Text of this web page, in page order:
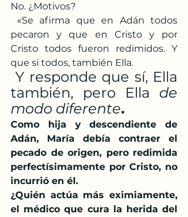
No. ¿Motivos?
«Se afirma que en Adán todos
pecaron y que en Cristo y por
Cristo todos fueron redimidos. Y
que si todos, también Ella.
Y responde que sí, Ella
también, pero Ella de
modo diferente.
Como hija y descendiente de
Adán, María debía contraer el
pecado de origen, pero redimida
perfectísimamente por Cristo, no
incurrió en él.
¿Quién actúa más eximiamente,
el médico que cura la herida del